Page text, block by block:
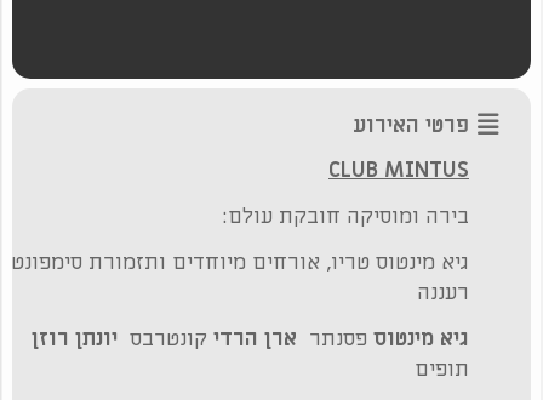
פרטי האירוע
CLUB MINTUS
בירה ומוסיקה חובקת עולם:
גיא מינטוס טריו, אורחים מיוחדים ותזמורת סימפונט
רעננה
גיא מינטוס פסנתר ארן הרדי קונטרבס יונתן רוזן
תופים